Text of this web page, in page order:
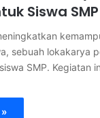
Siswa SMP
sebuah lokakarya
SMP. Kegiatan